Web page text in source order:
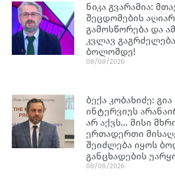
ნიკა გვარამია:
შეცდომების
გამოსწორება და
კვლავ
ბოლომდე!
08/08/2026
ბექა კობახიძე:
ინტერვიუს
არ აქვს… მისი
ერთადერთი
შეიძლება იყოს
განცხადების
08/08/2026